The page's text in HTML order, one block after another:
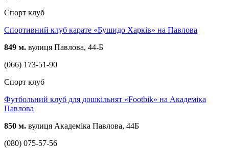
Спорт клуб
Спортивний клуб карате «Бушидо Харків» на Павлова
849 м. вулиця Павлова, 44-Б
(066) 173-51-90
Спорт клуб
Футбольний клуб для дошкільнят «Footbik» на Академіка
Павлова
850 м. вулиця Академіка Павлова, 44Б
(080) 075-57-56